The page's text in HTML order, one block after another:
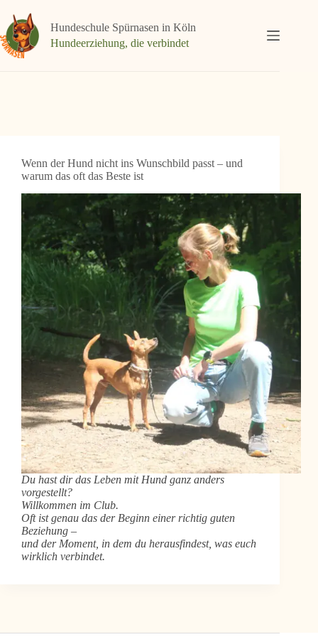
Inhalt
springen
Hundeschule Spürnasen in Köln
Hundeerziehung, die verbindet
Wenn der Hund nicht ins Wunschbild passt – und
warum das oft das Beste ist
Du hast dir das Leben mit Hund ganz anders
vorgestellt?
Willkommen im Club.
Oft ist genau das der Beginn einer richtig guten
Beziehung –
und der Moment, in dem du herausfindest, was euch
wirklich verbindet.